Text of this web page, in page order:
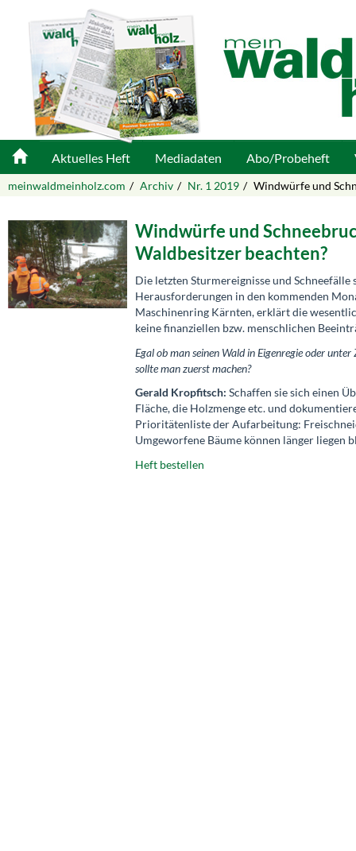
Aktuelles Heft Mediadaten Abo/Probeheft
meinwaldmeinholz.com Archiv Nr. 1 2019 Windwürfe und
Windwürfe und
Waldbesitzer beachten?
Die letzten Sturmereignisse und
Herausforderungen in den kommenden
Maschinenring Kärnten, erklärt die
keine finanziellen bzw. menschlichen
Egal ob man seinen Wald in Eigenregie oder
sollte man zuerst machen?
Gerald Kropfitsch: Schaffen sie sich einen
Fläche, die Holzmenge etc. und
Prioritätenliste der Aufarbeitung:
Umgeworfene Bäume können länger liegen
Heft bestellen